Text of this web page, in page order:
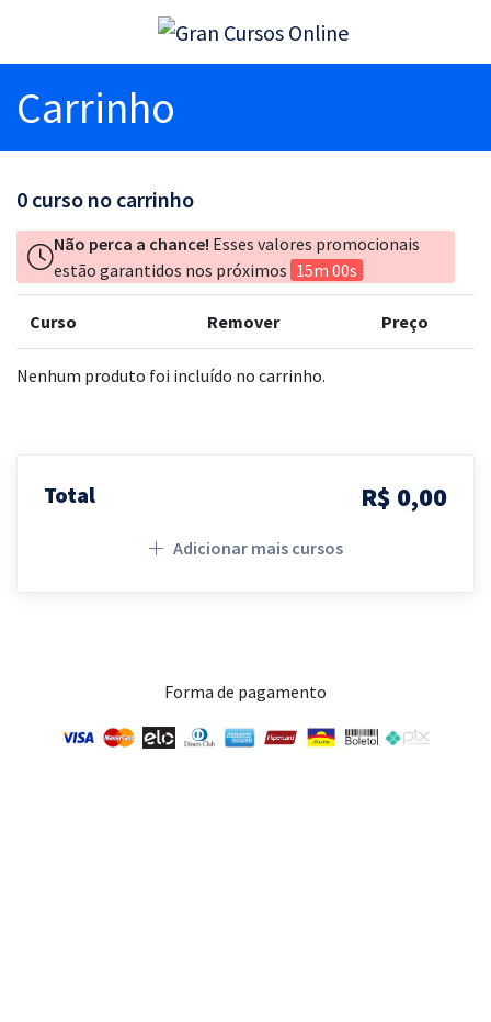
Carrinho
0 curso no carrinho
Não perca a chance! Esses valores promocionais
estão garantidos nos próximos 15m 00s
Curso Remover Preço
Nenhum produto foi incluído no carrinho.
Total R$ 0,00
Adicionar mais cursos
Forma de pagamento